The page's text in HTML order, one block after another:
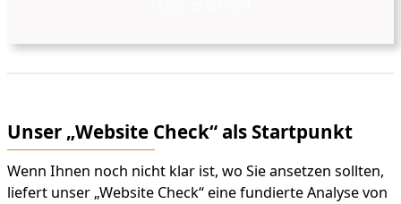
Unser „Website Check“ als Startpunkt
Wenn Ihnen noch nicht klar ist, wo Sie ansetzen sollten,
liefert unser „Website Check“ eine fundierte Analyse von